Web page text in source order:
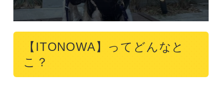
【ITONOWA】ってどんなと
こ？